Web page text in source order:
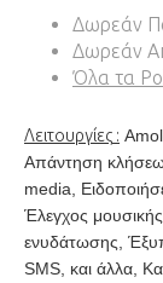
Δωρεάν
Δωρεάν
Όλα τα
Λειτουργίες :
Απάντηση
media,
Έλεγχος
ενυδάτωσης,
SMS, και άλλα,